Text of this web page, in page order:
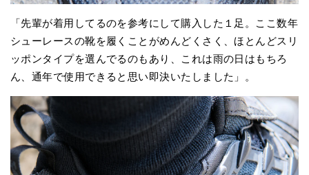
「先輩が着用してるのを参考にして購入した１足。ここ数年
シューレースの靴を履くことがめんどくさく、ほとんどスリ
ッポンタイプを選んでるのもあり、これは雨の日はもちろ
ん、通年で使用できると思い即決いたしました」。